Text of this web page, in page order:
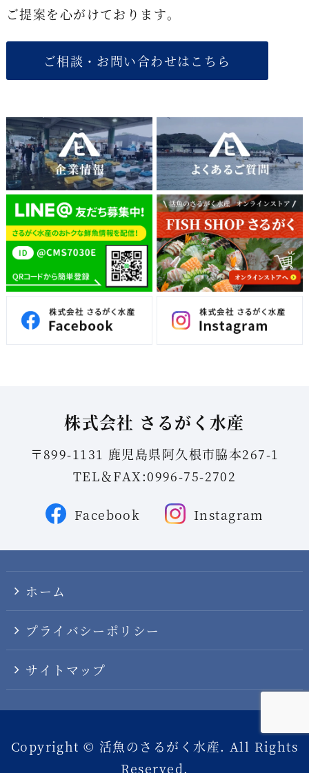
ご提案を心がけております。
ご相談・お問い合わせはこちら
株式会社 さるがく水産
〒899-1131 鹿児島県阿久根市脇本267-1
TEL＆FAX:0996-75-2702
Facebook Instagram
ホーム
プライバシーポリシー
サイトマップ
Copyright © 活魚のさるがく水産. All Rights
Reserved.